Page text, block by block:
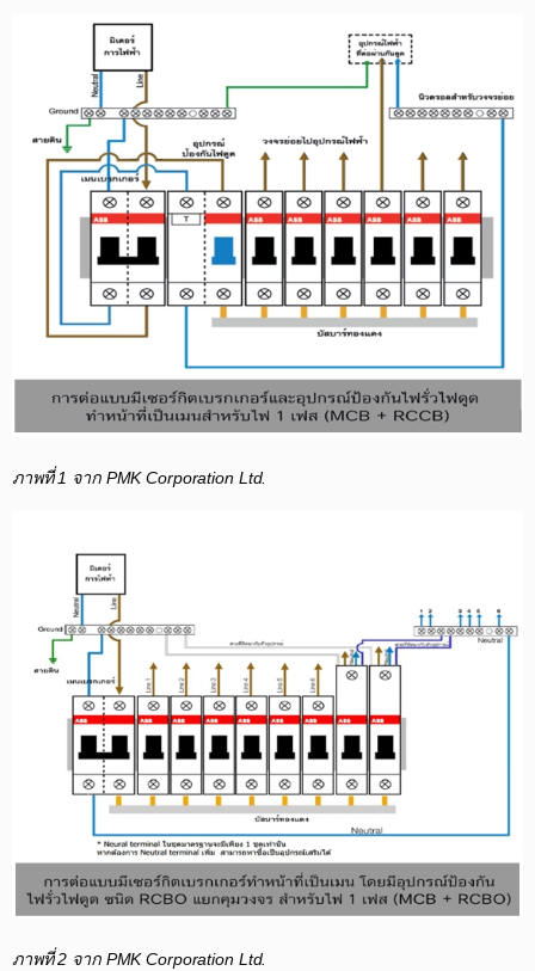
ภาพที่ 1 จาก PMK Corporation Ltd.​
ภาพที่ 2 จาก PMK Corporation Ltd.​